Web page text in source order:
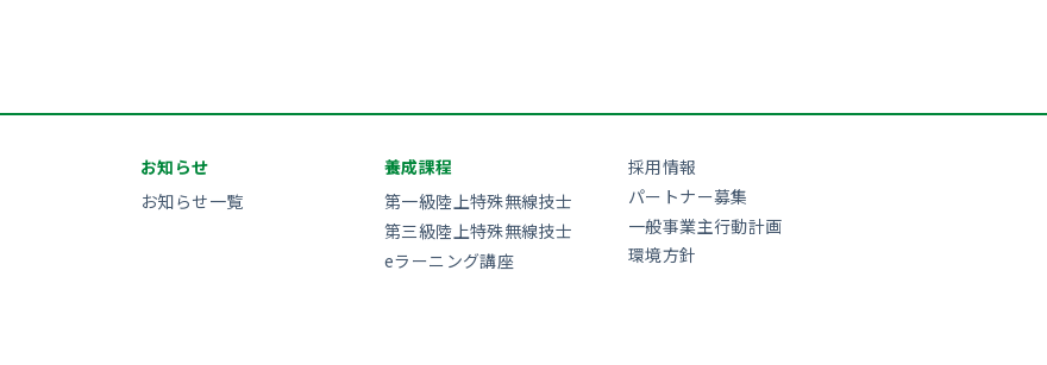
お知らせ
お知らせ一覧
養成課程
第一級陸上特殊無線技士
第三級陸上特殊無線技士
eラーニング講座
採用情報
パートナー募集
一般事業主行動計画
環境方針